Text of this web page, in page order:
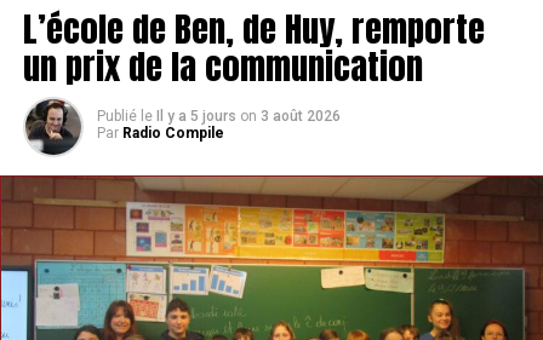
TAGS FEATURED INFOS HANNUT
SUIVANT
Le cirque Stromboli fait son grand retour à Hannut
NE MANQUEZ PAS
La rue de Huy restera en travaux plus longtemps que
prévu
L’école de Ben, de Huy, remporte
un prix de la communication
Publié le Il y a 5 jours on 3 août 2026
Par Radio Compile